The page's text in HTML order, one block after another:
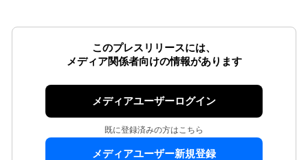
このプレスリリースには、
メディア関係者向けの情報があります
メディアユーザーログイン
既に登録済みの方はこちら
メディアユーザー新規登録